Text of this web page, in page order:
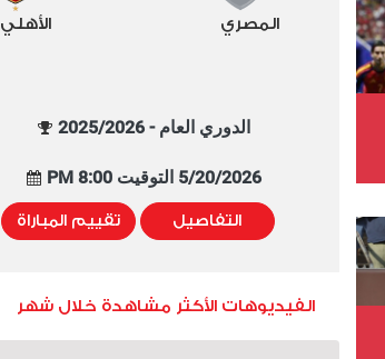
المصري الأهلي
الدوري العام - 2025/2026
5/20/2026 التوقيت 8:00 PM
التفاصيل تقييم المباراة
الفيديوهات الأكثر مشاهدة خلال شهر